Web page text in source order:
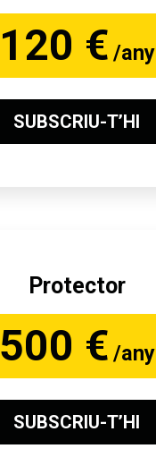
120 € /any
SUBSCRIU-T’HI
Protector
500 € /any
SUBSCRIU-T’HI